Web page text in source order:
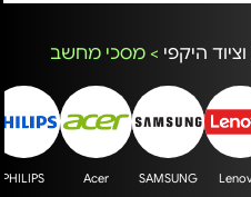
היקפי > מסכי מחשב
SAMSUNG
Acer
PHILIPS